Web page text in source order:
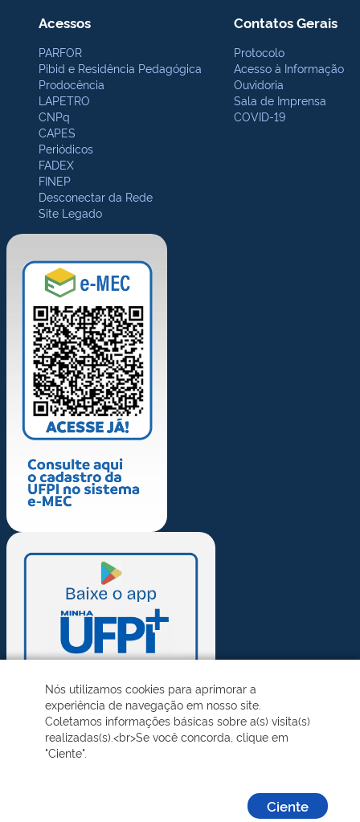
Acessos
PARFOR
Pibid e Residência Pedagógica
Prodocência
LAPETRO
CNPq
CAPES
Periódicos
FADEX
FINEP
Desconectar da Rede
Site Legado
Contatos Gerais
Protocolo
Acesso à Informação
Ouvidoria
Sala de Imprensa
COVID-19
Nós utilizamos cookies para aprimorar a
experiência de navegação em nosso site.
Coletamos informações básicas sobre a(s) visita(s)
realizadas(s).<br>Se você concorda, clique em
"Ciente".
Ciente